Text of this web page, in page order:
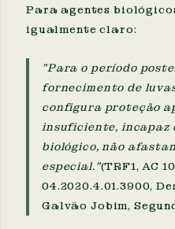
Para agentes
igualmente claro:
"Para o período
fornecimento de
configura proteção
insuficiente, incapaz
biológico, não
especial."(TRF1, AC
04.2020.4.01.3900,
Galvão Jobim,